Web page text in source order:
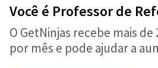
Você é Professor de
O GetNinjas recebe mais
por mês e pode ajudar a